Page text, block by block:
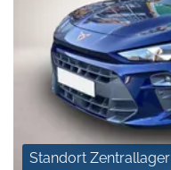
Standort Zentrallager